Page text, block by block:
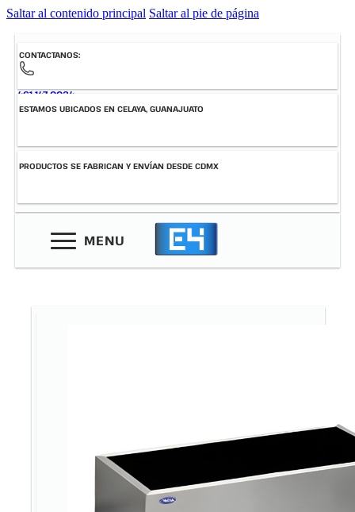
Saltar al contenido principal Saltar al pie de página
CONTACTANOS:
461-147-0034
ESTAMOS UBICADOS EN CELAYA, GUANAJUATO
PRODUCTOS SE FABRICAN Y ENVÍAN DESDE CDMX
MENU